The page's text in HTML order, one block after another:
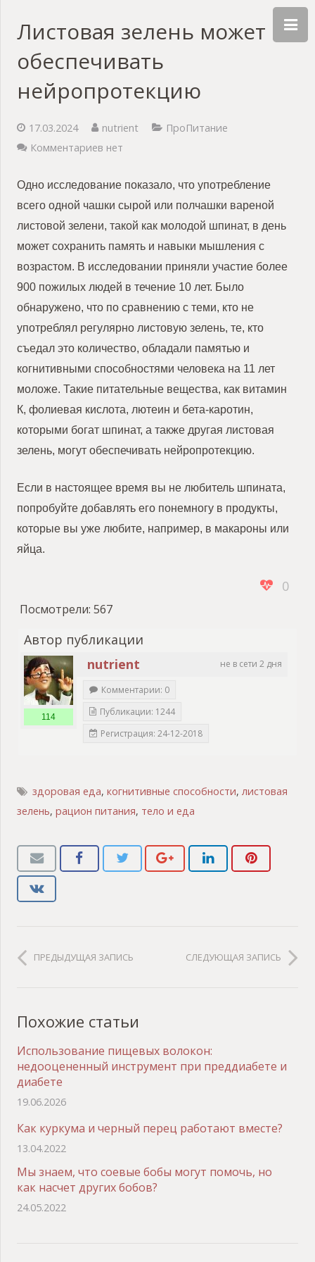
Листовая зелень может
обеспечивать
нейропротекцию
17.03.2024 nutrient
ПроПитание
Комментариев нет
Одно исследование показало, что употребление
всего одной чашки сырой или полчашки вареной
листовой зелени, такой как молодой шпинат, в день
может сохранить память и навыки мышления с
возрастом. В исследовании приняли участие более
900 пожилых людей в течение 10 лет. Было
обнаружено, что по сравнению с теми, кто не
употреблял регулярно листовую зелень, те, кто
съедал это количество, обладали памятью и
когнитивными способностями человека на 11 лет
моложе. Такие питательные вещества, как витамин
К, фолиевая кислота, лютеин и бета-каротин,
которыми богат шпинат, а также другая листовая
зелень, могут обеспечивать нейропротекцию.
Если в настоящее время вы не любитель шпината,
попробуйте добавлять его понемногу в продукты,
которые вы уже любите, например, в макароны или
яйца.
0
Посмотрели: 567
Автор публикации
не в сети 2 дня
nutrient
114
Комментарии: 0
Публикации: 1244
Регистрация: 24-12-2018
здоровая еда,когнитивные способности, листовая
зелень, рацион питания, тело и еда
ПРЕДЫДУЩАЯ ЗАПИСЬ СЛЕДУЮЩАЯ ЗАПИСЬ
Похожие статьи
Использование пищевых волокон:
недооцененный инструмент при преддиабете и
диабете
19.06.2026
Как куркума и черный перец работают вместе?
13.04.2022
Мы знаем, что соевые бобы могут помочь, но
как насчет других бобов?
24.05.2022